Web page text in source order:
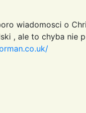
wiadomosci o
, ale to chyba nie